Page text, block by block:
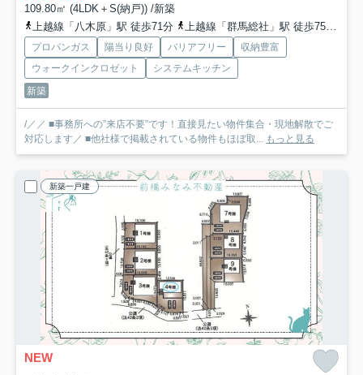
109.80㎡ (4LDK＋S(納戸)) /新築
上越線「八木原」駅 徒歩71分
上越線「群馬総社」駅 徒歩75分
プロパンガス 陽当り良好 バリアフリー
収納豊富
ウォークインクロゼット
システムキッチン
新築
/／／ ■事務所への”来店不要”です！直接見たい物件集合・現地解散でご
対応します／ ■他社様で掲載されている物件もほぼ取...
もっと見る
新築一戸建
NEW